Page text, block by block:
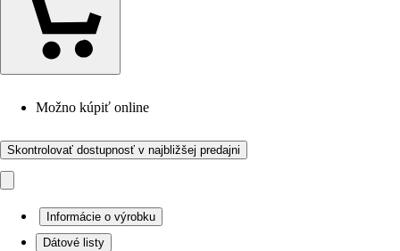
Možno kúpiť online
Skontrolovať dostupnosť v najbližšej predajni
Informácie o výrobku
Dátové listy